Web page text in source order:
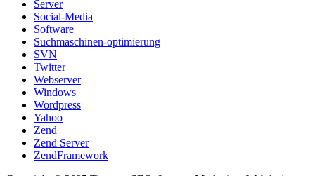
Server
Social-Media
Software
Suchmaschinen-optimierung
SVN
Twitter
Webserver
Windows
Wordpress
Yahoo
Zend
Zend Server
ZendFramework